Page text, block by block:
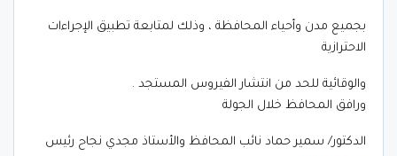
بجميع مدن وأحياء المحافظة ، وذلك لمتابعة تطبيق الإجراءات
الاحترازية
والوقائية للحد من انتشار الفيروس المستجد .
ورافق المحافظ خلال الجولة
الدكتور/ سمير حماد نائب المحافظ والأستاذ مجدي نجاح رئيس